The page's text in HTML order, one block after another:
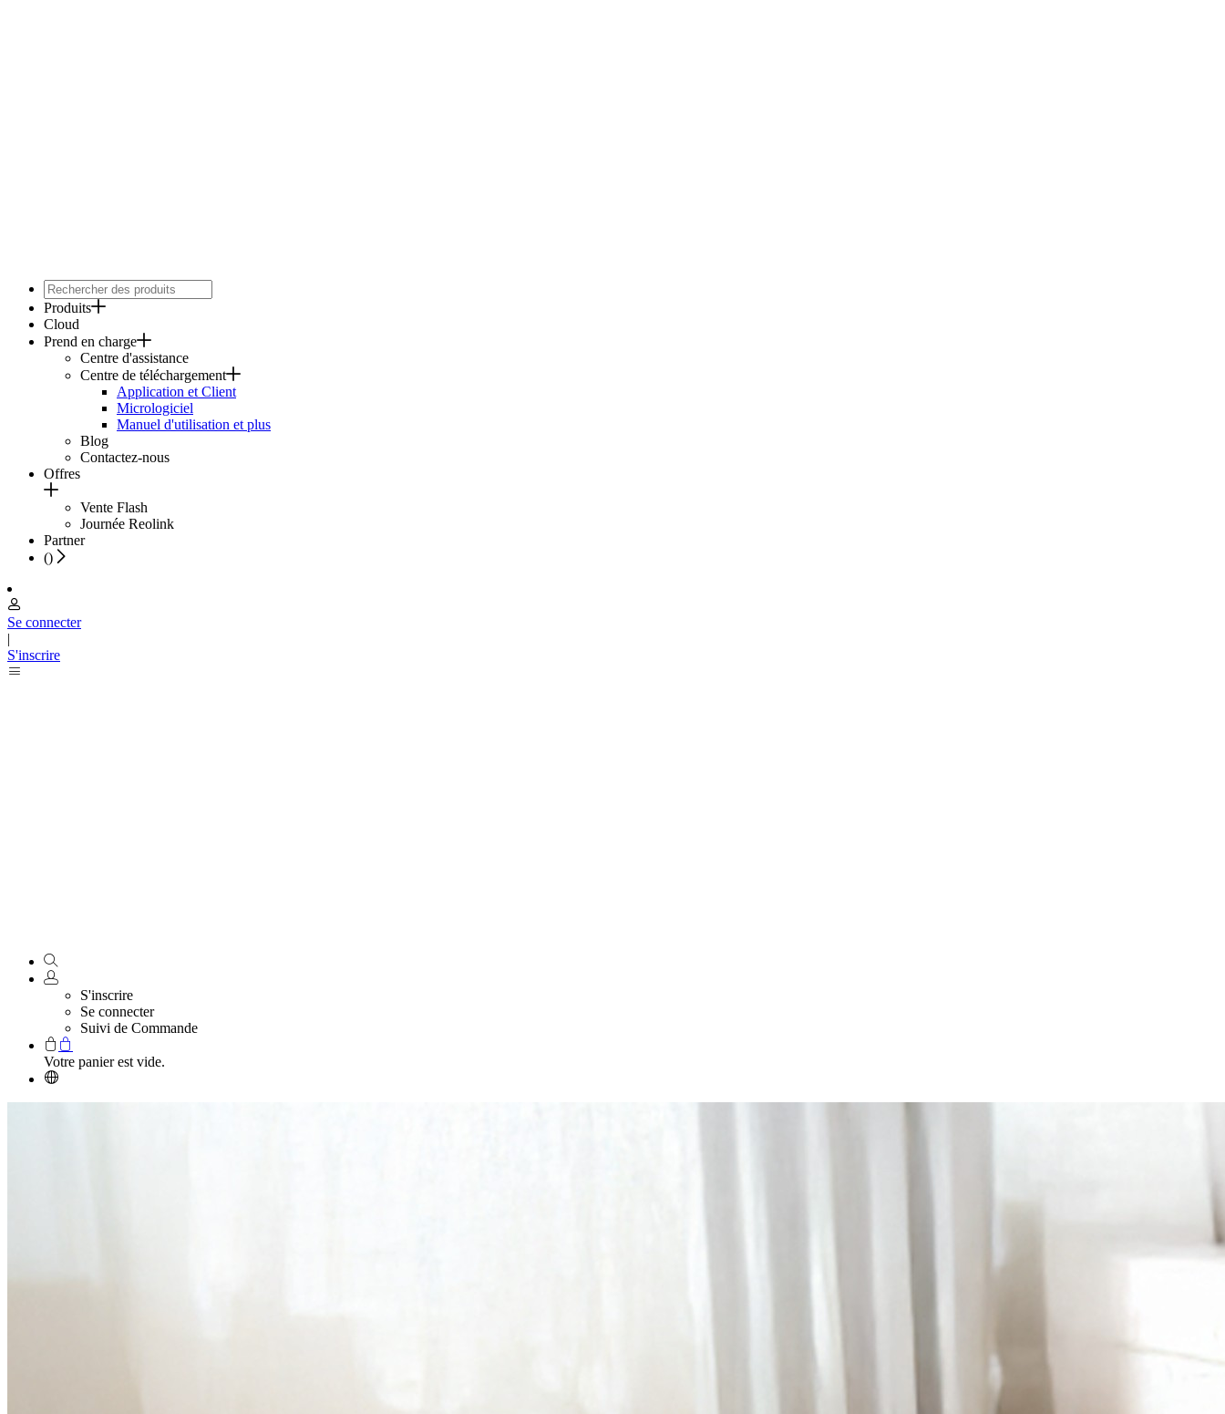
Produits
Cloud
Prend en charge
Centre d'assistance
Centre de téléchargement
Application et Client
Micrologiciel
Manuel d'utilisation et plus
Blog
Contactez-nous
Offres
Vente Flash
Journée Reolink
Partner
()
Se connecter
|
S'inscrire
S'inscrire
Se connecter
Suivi de Commande
Votre panier est vide.